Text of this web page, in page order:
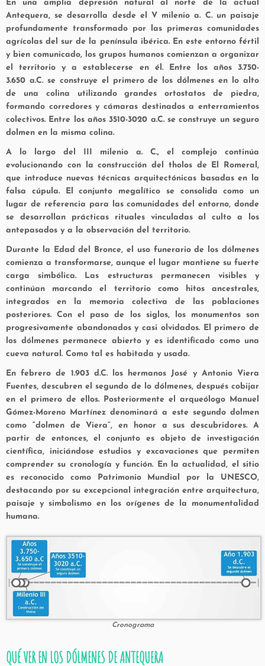
En una amplia depresión natural al norte de la actual
Antequera, se desarrolla desde el V milenio a. C. un paisaje
profundamente transformado por las primeras comunidades
agrícolas del sur de la península ibérica. En este entorno fértil
y bien comunicado, los grupos humanos comienzan a organizar
el territorio y a establecerse en él. Entre los años 3.750-
3.650 a.C. se construye el primero de los dólmenes en lo alto
de una colina utilizando grandes ortostatos de piedra,
formando corredores y cámaras destinados a enterramientos
colectivos. Entre los años 3510-3020 a.C. se construye un seguro
dolmen en la misma colina.
A lo largo del III milenio a. C., el complejo continúa
evolucionando con la construcción del tholos de El Romeral,
que introduce nuevas técnicas arquitectónicas basadas en la
falsa cúpula. El conjunto megalítico se consolida como un
lugar de referencia para las comunidades del entorno, donde
se desarrollan prácticas rituales vinculadas al culto a los
antepasados y a la observación del territorio.
Durante la Edad del Bronce, el uso funerario de los dólmenes
comienza a transformarse, aunque el lugar mantiene su fuerte
carga simbólica. Las estructuras permanecen visibles y
continúan marcando el territorio como hitos ancestrales,
integrados en la memoria colectiva de las poblaciones
posteriores. Con el paso de los siglos, los monumentos son
progresivamente abandonados y casi olvidados. El primero de
los dólmenes permanece abierto y es identificado como una
cueva natural. Como tal es habitada y usada.
En febrero de 1.903 d.C. los hermanos José y Antonio Viera
Fuentes, descubren el segundo de lo dólmenes, después cobijar
en el primero de ellos. Posteriormente el arqueólogo Manuel
Gómez-Moreno Martínez denominará a este segundo dolmen
como “dolmen de Viera”, en honor a sus descubridores. A
partir de entonces, el conjunto es objeto de investigación
científica, iniciándose estudios y excavaciones que permiten
comprender su cronología y función. En la actualidad, el sitio
es reconocido como Patrimonio Mundial por la UNESCO,
destacando por su excepcional integración entre arquitectura,
paisaje y simbolismo en los orígenes de la monumentalidad
humana.
Cronograma
QUÉ VER EN LOS DÓLMENES DE ANTEQUERA